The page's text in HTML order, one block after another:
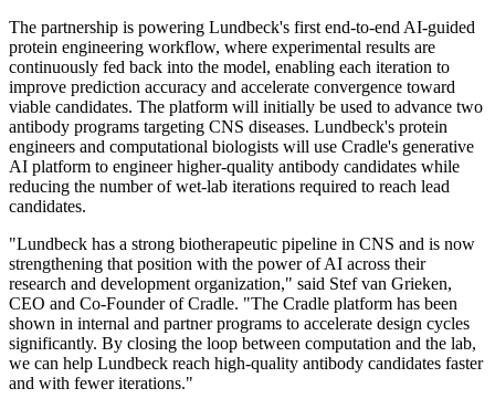
The partnership is powering Lundbeck's first end-to-end AI-guided
protein engineering workflow, where experimental results are
continuously fed back into the model, enabling each iteration to
improve prediction accuracy and accelerate convergence toward
viable candidates. The platform will initially be used to advance two
antibody programs targeting CNS diseases. Lundbeck's protein
engineers and computational biologists will use Cradle's generative
AI platform to engineer higher-quality antibody candidates while
reducing the number of wet-lab iterations required to reach lead
candidates.
"Lundbeck has a strong biotherapeutic pipeline in CNS and is now
strengthening that position with the power of AI across their
research and development organization," said Stef van Grieken,
CEO and Co-Founder of Cradle. "The Cradle platform has been
shown in internal and partner programs to accelerate design cycles
significantly. By closing the loop between computation and the lab,
we can help Lundbeck reach high-quality antibody candidates faster
and with fewer iterations."